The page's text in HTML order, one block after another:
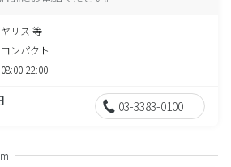
ヤリス 等
コンパクト
08:00-22:00
03-3383-0100